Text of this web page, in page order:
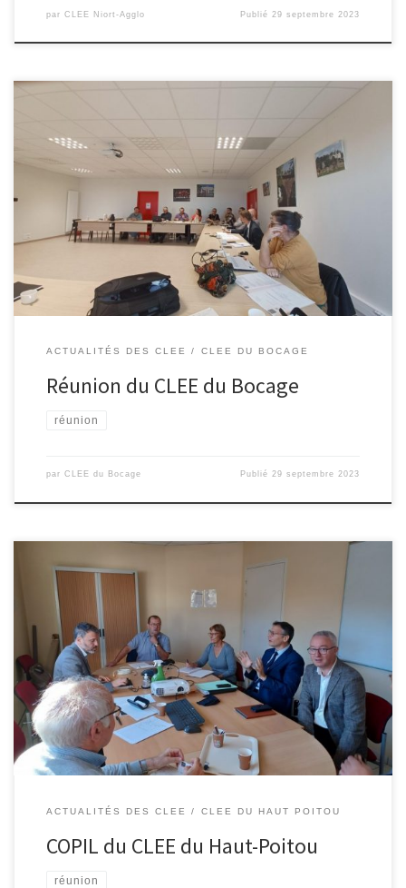
par CLEE Niort-Agglo Publié 29 septembre 2023
Le vendredi 22 septembre 2023, la communauté d’agglomération
du Bocage Bressuirais accueillait la réunion du Comité Local Ecoles
Entreprise du Bocage. A l’ordre du jour de cette réunion : Un
programme riche en actions et évènements au service de la
réussite des élèves. Bravo !
ACTUALITÉS DES CLEE CLEE DU BOCAGE
Réunion du CLEE du Bocage
réunion
par CLEE du Bocage Publié29 septembre 2023
Le COPIL du CLEE du Haut-Poitou s’est tenu le 6 juin chez STIVENT
Industrie.Merci à Philippe Bécel pour son accueil et pour les
échanges riches et constructifs. Ci dessous le compte-rendu du
COPIL
ACTUALITÉS DES CLEE CLEE DU HAUT POITOU
COPIL du CLEE du Haut-Poitou
réunion